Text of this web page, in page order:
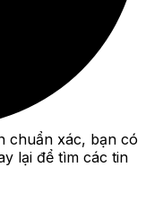
chuẩn xác, bạn có
lại để tìm các tin